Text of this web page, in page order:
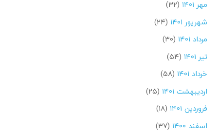
مهر ۱۴۰۱
(۳۲)
شهریور ۱۴۰۱
(۲۴)
مرداد ۱۴۰۱
(۳۰)
تیر ۱۴۰۱
(۵۴)
خرداد ۱۴۰۱
(۵۸)
اردیبهشت ۱۴۰۱
(۲۵)
فروردین ۱۴۰۱
(۱۸)
اسفند ۱۴۰۰
(۳۷)